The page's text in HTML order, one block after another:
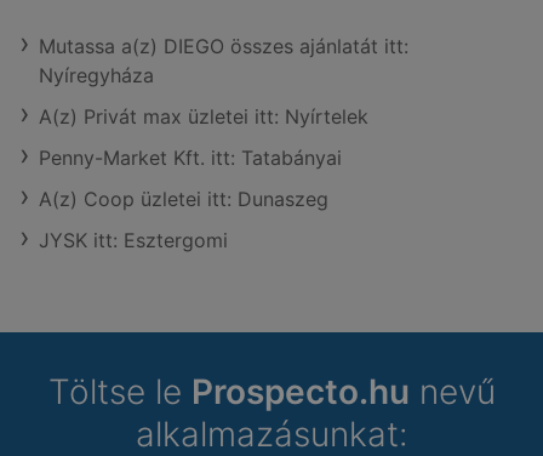
Mutassa a(z) DIEGO összes ajánlatát itt:
Nyíregyháza
A(z) Privát max üzletei itt: Nyírtelek
Penny-Market Kft. itt: Tatabányai
A(z) Coop üzletei itt: Dunaszeg
JYSK itt: Esztergomi
Töltse le Prospecto.hu nevű
alkalmazásunkat: